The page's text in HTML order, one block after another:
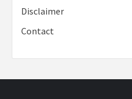
Disclaimer
Contact